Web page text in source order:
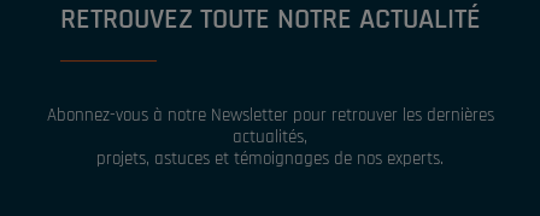
CONNEXION
PANIER
RETROUVEZ TOUTE NOTRE ACTUALITÉ
Abonnez-vous à notre Newsletter pour retrouver les dernières
actualités,
projets, astuces et témoignages de nos experts.